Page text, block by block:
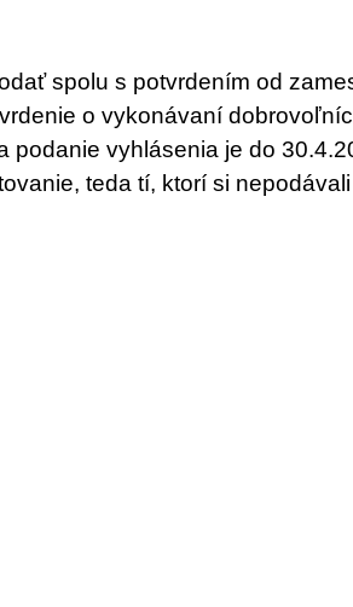
spolu s potvrdením od
o vykonávaní
podanie vyhlásenia je do
teda tí, ktorí si